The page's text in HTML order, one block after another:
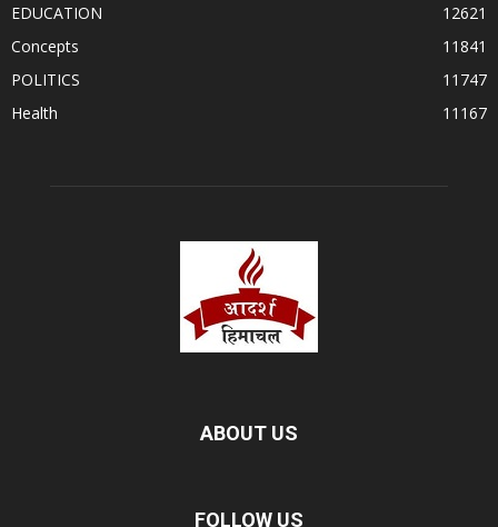
EDUCATION
12621
Concepts
11841
POLITICS
11747
Health
11167
ABOUT US
FOLLOW US